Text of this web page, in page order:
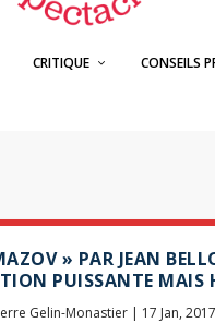
CRITIQUE CONSEILS
» PAR JEAN
PUISSANTE MAIS
Gelin-Monastier| 17 Jan, 2017